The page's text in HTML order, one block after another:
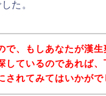
た。
で、もしあなたが漢
しているのであれば
されてみてはいかがで